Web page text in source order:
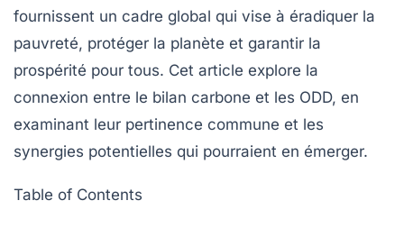
fournissent un cadre global qui vise à éradiquer la
pauvreté, protéger la planète et garantir la
prospérité pour tous. Cet article explore la
connexion entre le bilan carbone et les ODD, en
examinant leur pertinence commune et les
synergies potentielles qui pourraient en émerger.
Table of Contents